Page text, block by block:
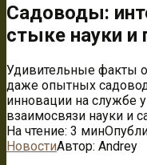
Садоводы:
стыке науки и
Удивительные факты
даже опытных
инновации на службе
взаимосвязи науки и
На чтение: 3 мин
НовостиАвтор: Andrey